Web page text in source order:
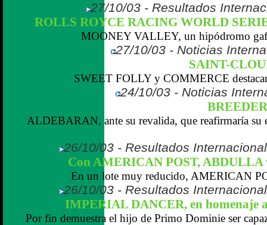
27/10/03 - Resultados
ROLLS ROYCE RACING WORLD
MOONEY VALLEY, un hipódromo
27/10/03 - Noticias
SAINT-
SWEET FOLLY y COMMERCE
24/10/03 - Noticias
ALDEBARAN, ante su revalida, que reafirmaría su
26/10/03 - Resultados
Con AMERICAN POST,
En un lote muy reducido, AMERICAN
26/10/03 - Resultados
IMPERIAL DANCER, en homenaje
Por fin demuestra el hijo de Primo Dominie ser